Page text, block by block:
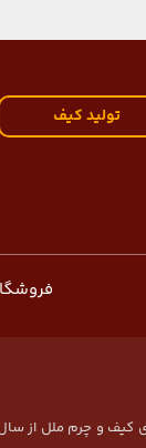
تولید کیف